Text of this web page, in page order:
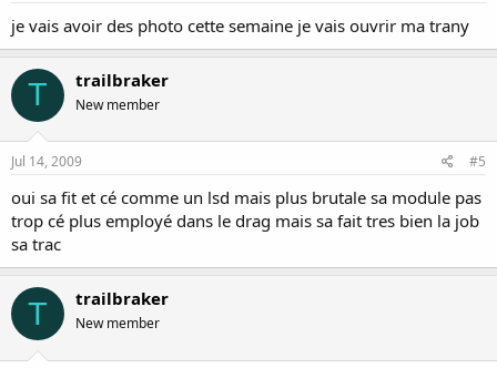
je vais avoir des photo cette semaine je vais ouvrir ma trany
T trailbraker
New member
Jul 14, 2009 #5
oui sa fit et cé comme un lsd mais plus brutale sa module pas
trop cé plus employé dans le drag mais sa fait tres bien la job
sa trac
T trailbraker
New member